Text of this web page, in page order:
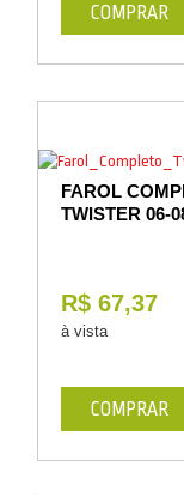
COMPRAR
FAROL
TWISTER 06-
R$ 67,37
à vista
COMPRAR